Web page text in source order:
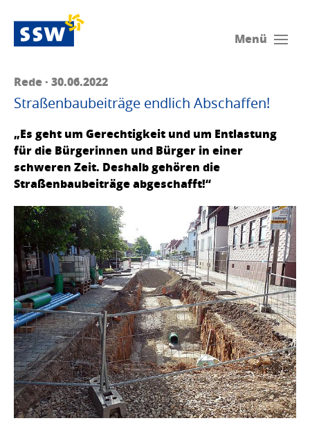
Menü
Rede · 30.06.2022
Straßenbaubeiträge endlich Abschaffen!
„Es geht um Gerechtigkeit und um Entlastung
für die Bürgerinnen und Bürger in einer
schweren Zeit. Deshalb gehören die
Straßenbaubeiträge abgeschafft!“